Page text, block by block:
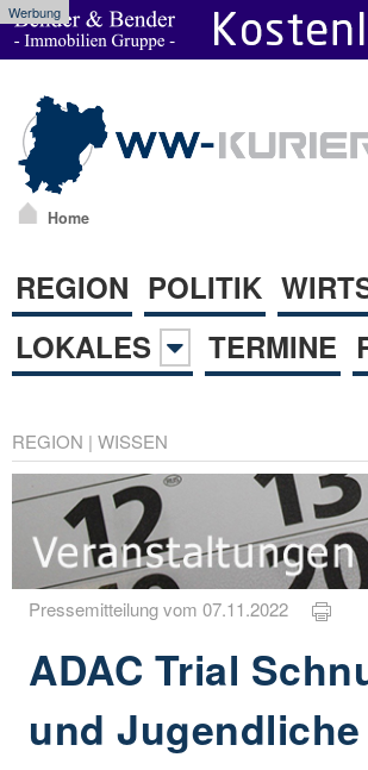
Werbung
Home
REGION POLITIK
LOKALES
TERMINE
REGION | WISSEN
Pressemitteilung vom 07.11.2022
ADAC Trial
und Jugendliche